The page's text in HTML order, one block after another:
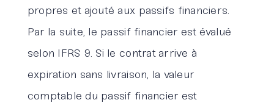
propres et ajouté aux passifs financiers.
Par la suite, le passif financier est évalué
selon IFRS 9. Si le contrat arrive à
expiration sans livraison, la valeur
comptable du passif financier est